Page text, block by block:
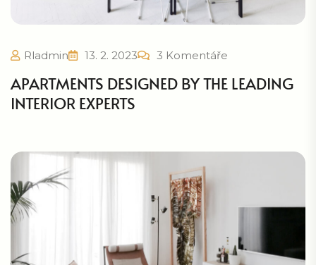
Rladmin 13. 2. 2023 3 Komentáře
APARTMENTS DESIGNED BY THE LEADING
INTERIOR EXPERTS